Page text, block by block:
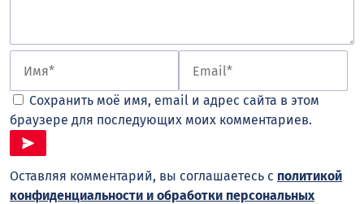
Сохранить моё имя, email и адрес сайта в этом
браузере для последующих моих комментариев.
Оставляя комментарий, вы соглашаетесь с политикой
конфиденциальности и обработки персональных